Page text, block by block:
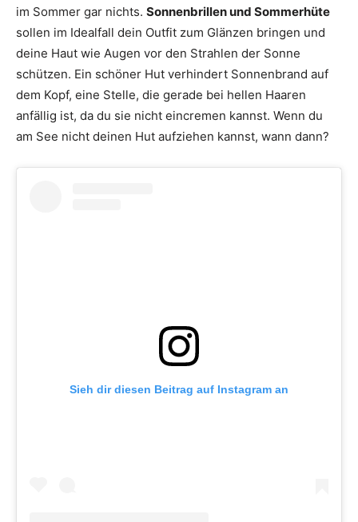
im Sommer gar nichts. Sonnenbrillen und Sommerhüte
sollen im Idealfall dein Outfit zum Glänzen bringen und
deine Haut wie Augen vor den Strahlen der Sonne
schützen. Ein schöner Hut verhindert Sonnenbrand auf
dem Kopf, eine Stelle, die gerade bei hellen Haaren
anfällig ist, da du sie nicht eincremen kannst. Wenn du
am See nicht deinen Hut aufziehen kannst, wann dann?
Sieh dir diesen Beitrag auf Instagram an